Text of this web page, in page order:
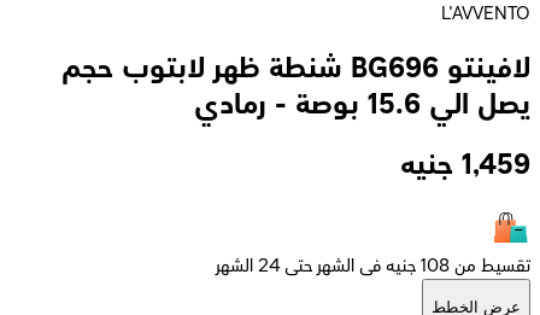
L'AVVENTO
لافينتو BG696 شنطة ظهر لابتوب حجم
يصل الي 15.6 بوصة - رمادي
1,459 جنيه
تقسيط من 108 جنيه فى الشهر حتى 24 الشهر
عرض الخطط